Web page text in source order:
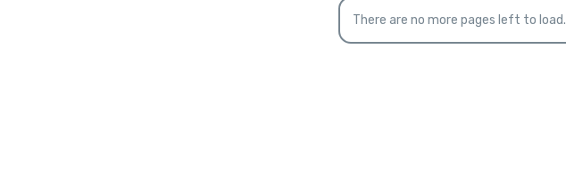
There are no more pages left to load.